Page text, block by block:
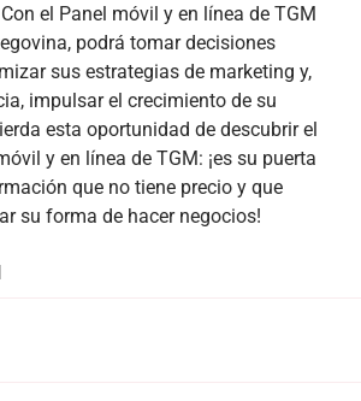
el Panel móvil y en línea de TGM
podrá tomar decisiones
sus estrategias de marketing y,
impulsar el crecimiento de su
esta oportunidad de descubrir el
y en línea de TGM: ¡es su puerta
que no tiene precio y que
su forma de hacer negocios!